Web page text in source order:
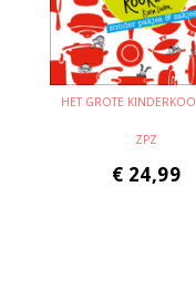
HET GROTE
ZPZ
€ 24,99